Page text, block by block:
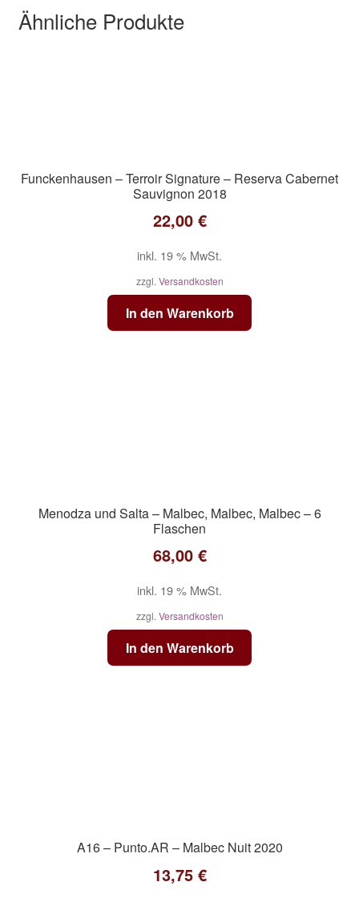
Ähnliche Produkte
Funckenhausen – Terroir Signature – Reserva Cabernet
Sauvignon 2018
22,00 €
inkl. 19 % MwSt.
zzgl. Versandkosten
In den Warenkorb
Menodza und Salta – Malbec, Malbec, Malbec – 6
Flaschen
68,00 €
inkl. 19 % MwSt.
zzgl. Versandkosten
In den Warenkorb
A16 – Punto.AR – Malbec Nuit 2020
13,75 €